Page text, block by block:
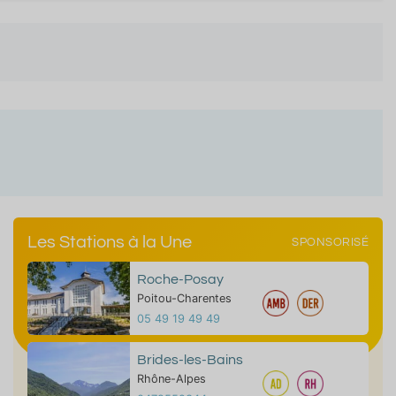
Les Stations à la Une SPONSORISÉ
Roche-Posay
Poitou-Charentes
05 49 19 49 49
Brides-les-Bains
Rhône-Alpes